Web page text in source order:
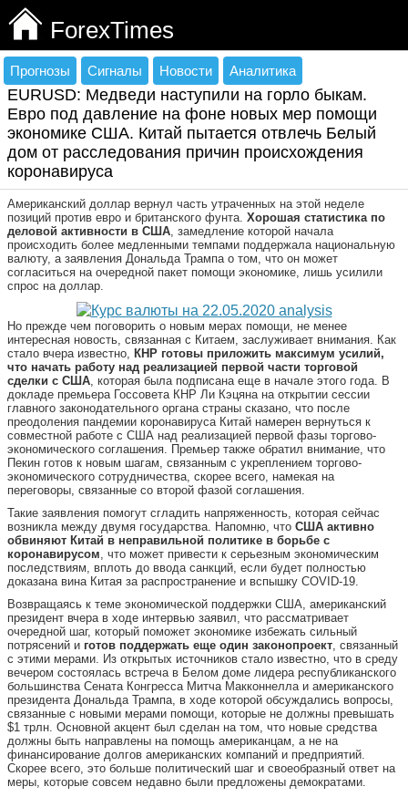
ForexTimes
Прогнозы Сигналы Новости Аналитика
EURUSD: Медведи наступили на горло быкам.
Евро под давление на фоне новых мер помощи
экономике США. Китай пытается отвлечь Белый
дом от расследования причин происхождения
коронавируса
Американский доллар вернул часть утраченных на этой неделе
позиций против евро и британского фунта. Хорошая статистика по
деловой активности в США, замедление которой начала
происходить более медленными темпами поддержала национальную
валюту, а заявления Дональда Трампа о том, что он может
согласиться на очередной пакет помощи экономике, лишь усилили
спрос на доллар.
Но прежде чем поговорить о новым мерах помощи, не менее
интересная новость, связанная с Китаем, заслуживает внимания. Как
стало вчера известно, КНР готовы приложить максимум усилий,
что начать работу над реализацией первой части торговой
сделки с США, которая была подписана еще в начале этого года. В
докладе премьера Госсовета КНР Ли Кэцяна на открытии сессии
главного законодательного органа страны сказано, что после
преодоления пандемии коронавируса Китай намерен вернуться к
совместной работе с США над реализацией первой фазы торгово-
экономического соглашения. Премьер также обратил внимание, что
Пекин готов к новым шагам, связанным с укреплением торгово-
экономического сотрудничества, скорее всего, намекая на
переговоры, связанные со второй фазой соглашения.
Такие заявления помогут сгладить напряженность, которая сейчас
возникла между двумя государства. Напомню, что США активно
обвиняют Китай в неправильной политике в борьбе с
коронавирусом, что может привести к серьезным экономическим
последствиям, вплоть до ввода санкций, если будет полностью
доказана вина Китая за распространение и вспышку COVID-19.
Возвращаясь к теме экономической поддержки США, американский
президент вчера в ходе интервью заявил, что рассматривает
очередной шаг, который поможет экономике избежать сильный
потрясений и готов поддержать еще один законопроект, связанный
с этими мерами. Из открытых источников стало известно, что в среду
вечером состоялась встреча в Белом доме лидера республиканского
большинства Сената Конгресса Митча Макконнелла и американского
президента Дональда Трампа, в ходе которой обсуждались вопросы,
связанные с новыми мерами помощи, которые не должны превышать
$1 трлн. Основной акцент был сделан на том, что новые средства
должны быть направлены на помощь американцам, а не на
финансирование долгов американских компаний и предприятий.
Скорее всего, это больше политический шаг и своеобразный ответ на
меры, которые совсем недавно были предложены демократами.